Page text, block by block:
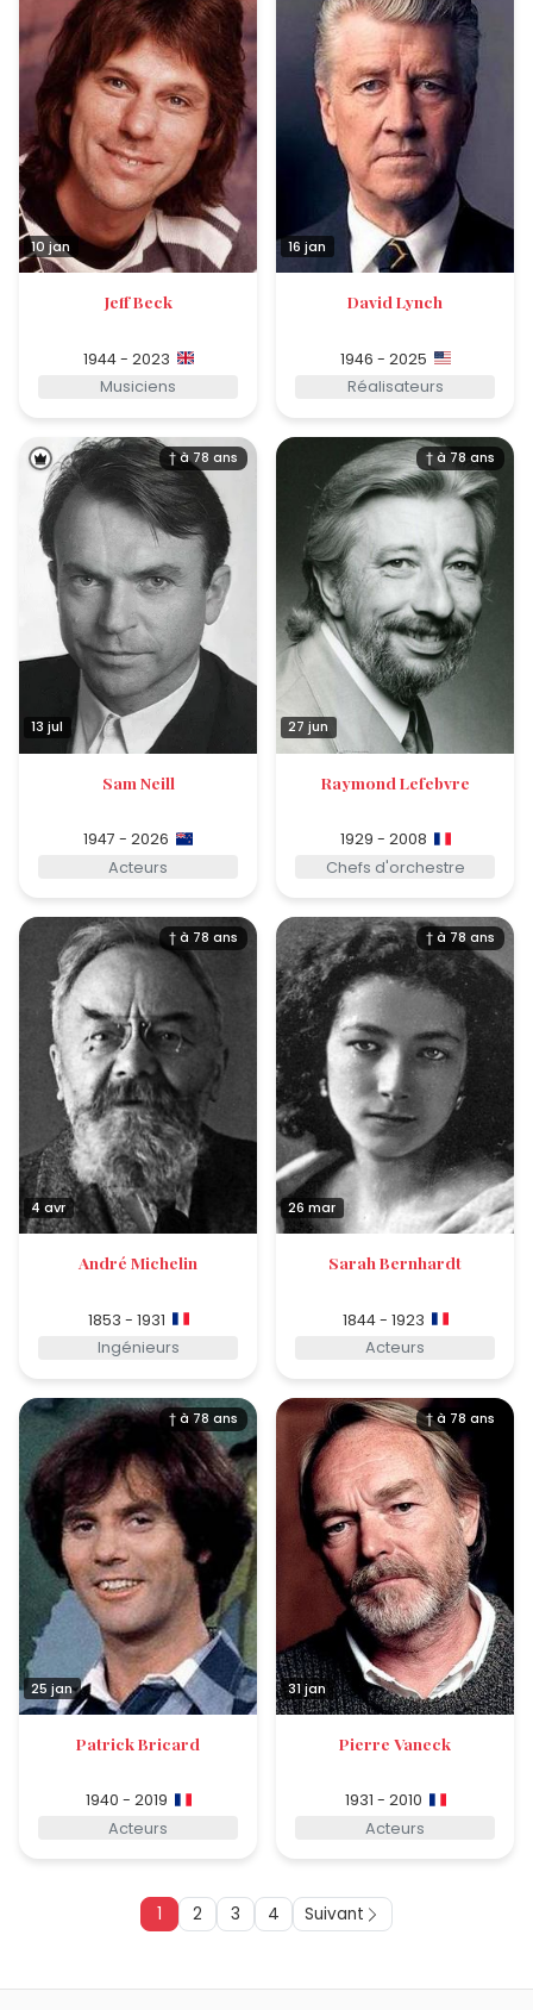
10 jan
Jeff Beck
1944 - 2023
Musiciens
16 jan
David Lynch
1946 - 2025
Réalisateurs
† à 78 ans
13 jul
Sam Neill
1947 - 2026
Acteurs
† à 78 ans
27 jun
Raymond Lefebvre
1929 - 2008
Chefs d'orchestre
† à 78 ans
4 avr
André Michelin
1853 - 1931
Ingénieurs
† à 78 ans
26 mar
Sarah Bernhardt
1844 - 1923
Acteurs
† à 78 ans
25 jan
Patrick Bricard
1940 - 2019
Acteurs
† à 78 ans
31 jan
Pierre Vaneck
1931 - 2010
Acteurs
1 2 3 4 Suivant